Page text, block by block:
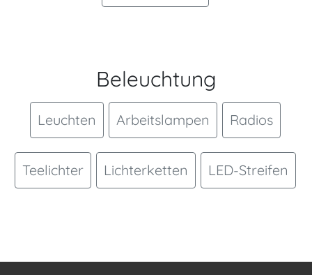
Beleuchtung
Leuchten Arbeitslampen Radios
Teelichter Lichterketten LED-Streifen